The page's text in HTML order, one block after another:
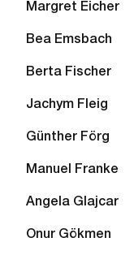
Margret Eicher
Bea Emsbach
Berta Fischer
Jachym Fleig
Günther Förg
Manuel Franke
Angela Glajcar
Onur Gökmen